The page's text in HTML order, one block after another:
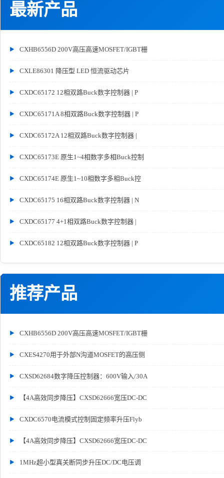
最新产品
CXHB6556D 200V高压高速MOSFET/IGBT栅
CXLE86301 降压型 LED 恒流驱动芯片
CXDC65172 12相双路Buck数字控制器 | P
CXDC65171A 8相双路Buck数字控制器 | P
CXDC65172A 12相双路Buck数字控制器 |
CXDC65173E 原生1~4相数字多相Buck控制
CXDC65174E 原生1~10相数字多相Buck控
CXDC65175 16相双路Buck数字控制器 | N
CXDC65177 4+1相双路Buck数字控制器 |
CXDC65182 12相双路Buck数字控制器 | P
推荐产品
CXHB6556D 200V高压高速MOSFET/IGBT栅
CXES4270用于外部N沟道MOSFET的高压侧
CXSD62684数字降压控制器：600V输入/30A
【4A高效同步降压】CXSD62666宽压DC-DC
CXDC6570电流模式控制固定频率升压Flyb
【4A高效同步降压】CXSD62666宽压DC-DC
1MHz超小型真关断同步升压DC/DC电压调